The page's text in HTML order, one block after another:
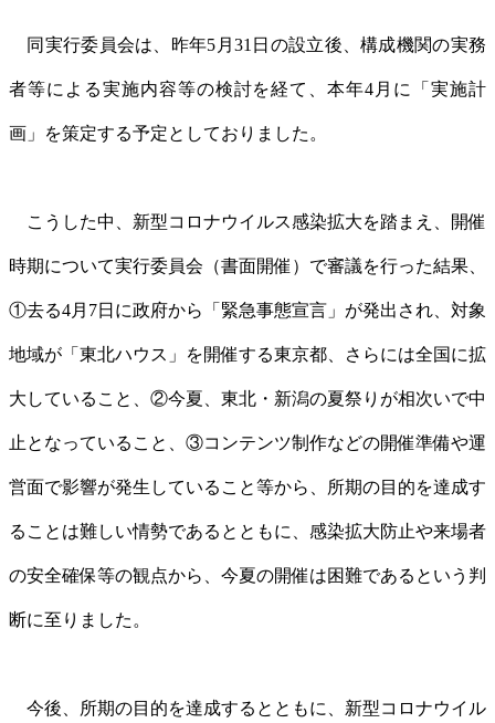
同実行委員会は、昨年5月31日の設立後、構成機関の実務
者等による実施内容等の検討を経て、本年4月に「実施計
画」を策定する予定としておりました。
こうした中、新型コロナウイルス感染拡大を踏まえ、開催
時期について実行委員会（書面開催）で審議を行った結果、
①去る4月7日に政府から「緊急事態宣言」が発出され、対象
地域が「東北ハウス」を開催する東京都、さらには全国に拡
大していること、②今夏、東北・新潟の夏祭りが相次いで中
止となっていること、③コンテンツ制作などの開催準備や運
営面で影響が発生していること等から、所期の目的を達成す
ることは難しい情勢であるとともに、感染拡大防止や来場者
の安全確保等の観点から、今夏の開催は困難であるという判
断に至りました。
今後、所期の目的を達成するとともに、新型コロナウイル